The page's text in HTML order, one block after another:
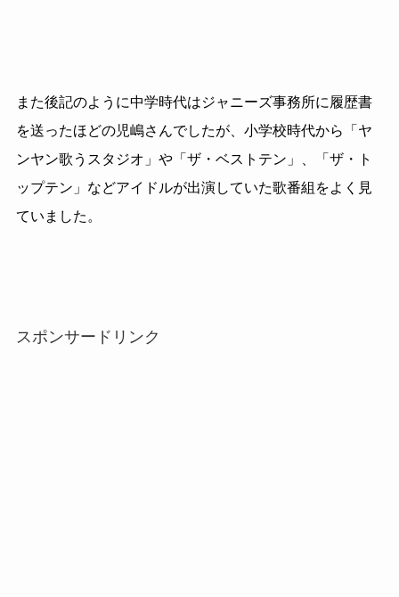
また後記のように中学時代はジャニーズ事務所に履歴書
を送ったほどの児嶋さんでしたが、小学校時代から「ヤ
ンヤン歌うスタジオ」や「ザ・ベストテン」、「ザ・ト
ップテン」などアイドルが出演していた歌番組をよく見
ていました。
スポンサードリンク